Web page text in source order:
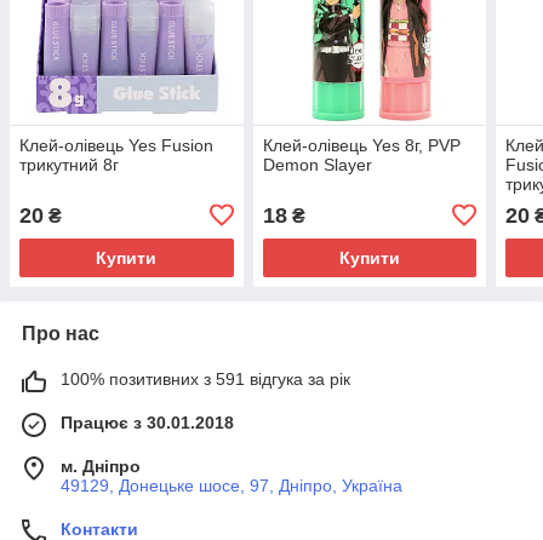
Клей-олівець Yes Fusion
трикутний 8г
20 ₴
Купити
Клей-олівець Yes 8г, PVP
Demon Slayer
18₴
Купити
20
Про нас
100% позитивних з 591 відгука за рік
Працює з 30.01.2018
м. Дніпро
49129, Донецьке шосе, 97, Дніпро, Україна
Контакти